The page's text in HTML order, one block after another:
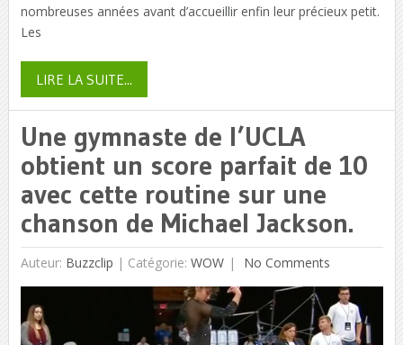
nombreuses années avant d’accueillir enfin leur précieux petit.
Les
LIRE LA SUITE...
Une gymnaste de l’UCLA
obtient un score parfait de 10
avec cette routine sur une
chanson de Michael Jackson.
Auteur: Buzzclip | Catégorie: WOW No Comments